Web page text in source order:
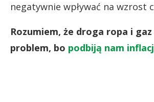
negatywnie wpływać na wzrost
Rozumiem, że droga ropa i
problem, bo podbiją nam